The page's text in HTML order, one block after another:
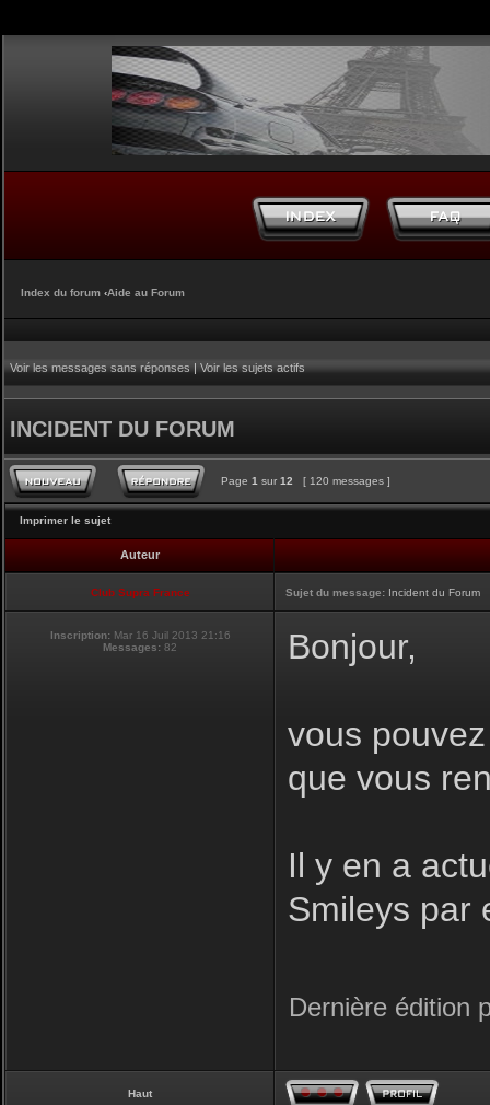
Index du forum ‹Aide au Forum
Voir les messages sans réponses|Voir les sujets actifs
INCIDENT DU FORUM
Page 1 sur 12 [ 120 messages ]
Imprimer le sujet
Auteur
Club Supra France Sujet du message: Incident du Forum
Inscription: Mar 16 Juil 2013 21:16
Messages: 82 Bonjour,
vous
que vous
Il y en a
Smileys par
Dernière édition
Haut